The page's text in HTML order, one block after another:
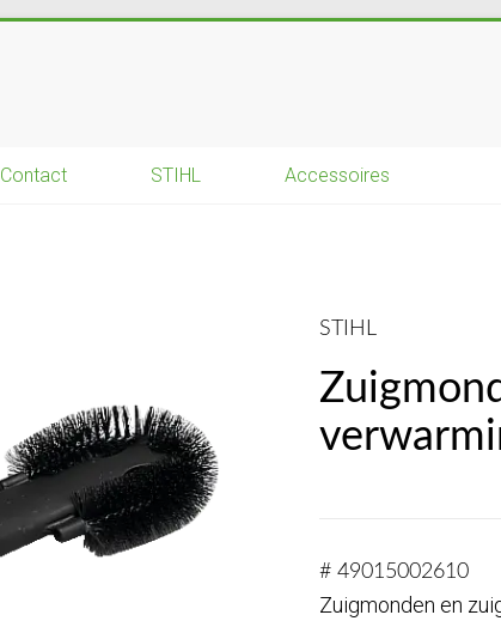
Contact STIHL Accessoires
STIHL
# 49015002610
Zuigmonden en